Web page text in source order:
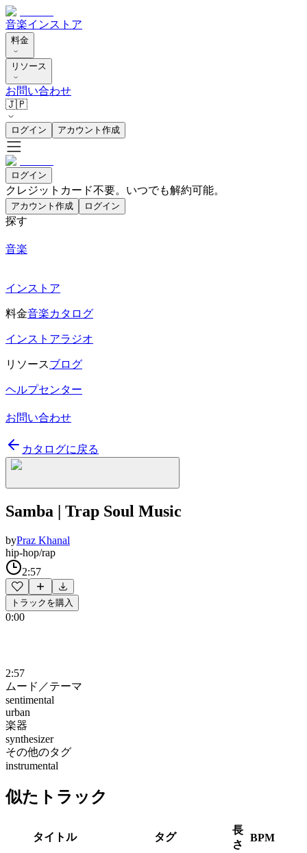
音楽インストア
料金
リソース
お問い合わせ
🇯🇵
ログイン アカウント作成
ログイン
クレジットカード不要。いつでも解約可能。
アカウント作成 ログイン
探す
音楽
インストア
料金音楽カタログ
インストアラジオ
リソースブログ
ヘルプセンター
お問い合わせ
カタログに戻る
Samba | Trap Soul Music
byPraz Khanal
hip-hop/rap
2:57
トラックを購入
0:00
2:57
ムード／テーマ
sentimental
urban
楽器
synthesizer
その他のタグ
instrumental
似たトラック
タイトル タグ
長
さ
BPM